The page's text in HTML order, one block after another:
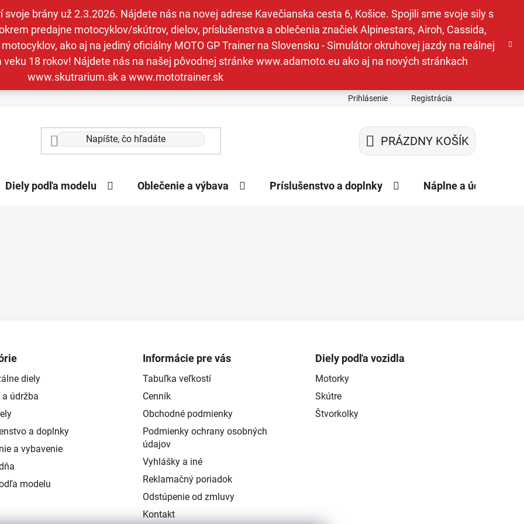
brány už 2.3.2026. Nájdete nás na novej adrese Kavečianska cesta 6, Košice. Spojili sme svoje sily s
predajne motocyklov/skútrov, dielov, príslušenstva a oblečenia značiek Alpinestars, Airoh, Cassida,
ako aj na jediný oficiálny MOTO GP Trainer na Slovensku - Simulátor okruhovej jazdy na reálnej
18 rokov! Nájdete nás na našej pôvodnej stránke www.adamoto.eu ako aj na nových stránkach
www.skutrarium.sk a www.mototrainer.sk
Prihlásenie Registrácia
NÁKUPNÝ
KOŠÍK
PRÁZDNY KOŠÍK
Diely podľa modelu Oblečenie a výbava Príslušenstvo a doplnky Náplne a údržba
diely
a údržba
a doplnky
a vybavenie
modelu
Informácie pre vás
Tabuľka veľkostí
Cenník
Obchodné podmienky
Podmienky ochrany osobných
údajov
Vyhlášky a iné
Reklamačný poriadok
Odstúpenie od zmluvy
Kontakt
Diely podľa vozidla
Motorky
Skútre
Štvorkolky